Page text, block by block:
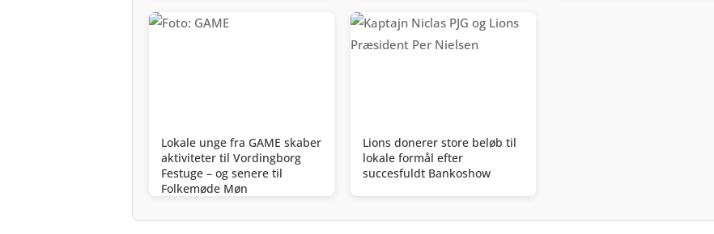
Lokale unge fra GAME skaber
aktiviteter til Vordingborg
Festuge – og senere til
Folkemøde Møn
Lions donerer store beløb til
lokale formål efter
succesfuldt Bankoshow